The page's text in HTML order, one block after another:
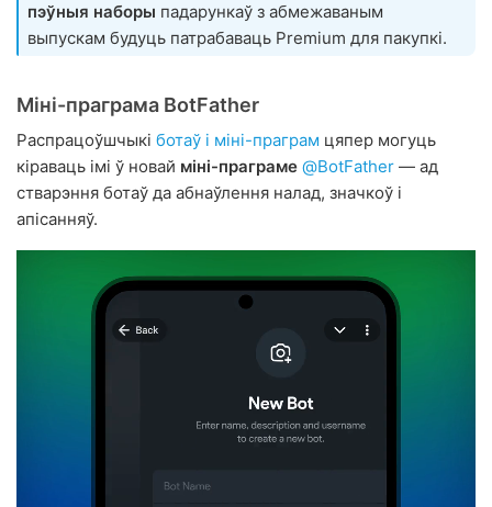
пэўныя наборы падарункаў з абмежаваным
выпускам будуць патрабаваць Premium для пакупкі.
Міні-праграма BotFather
Распрацоўшчыкі ботаў і міні-праграм цяпер могуць
кіраваць імі ў новай міні-праграме @BotFather — ад
стварэння ботаў да абнаўлення налад, значкоў і
апісанняў.